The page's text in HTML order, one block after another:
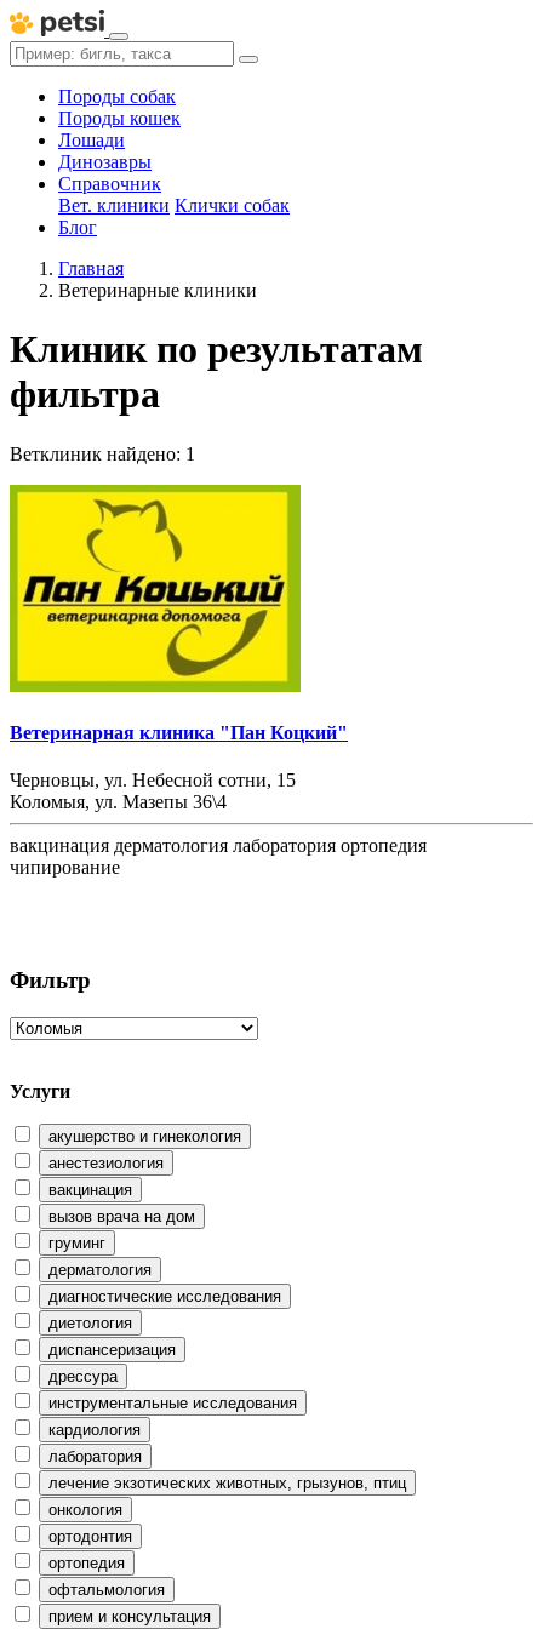
Породы собак
Породы кошек
Лошади
Динозавры
Справочник
Вет. клиники Клички собак
Блог
Главная
Ветеринарные клиники
Клиник по результатам
фильтра
Ветклиник найдено: 1
Ветеринарная клиника "Пан Коцкий"
Черновцы, ул. Небесной сотни, 15
Коломыя, ул. Мазепы 36\4
вакцинация дерматология лаборатория ортопедия
чипирование
Фильтр
Услуги
акушерство и гинекология
анестезиология
вакцинация
вызов врача на дом
груминг
дерматология
диагностические исследования
диетология
диспансеризация
дрессура
инструментальные исследования
кардиология
лаборатория
лечение экзотических животных, грызунов, птиц
онкология
ортодонтия
ортопедия
офтальмология
прием и консультация